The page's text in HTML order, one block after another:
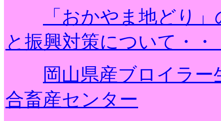
「おかやま地どり
と振興対策について・
岡山県産ブロイラ
合畜産センター